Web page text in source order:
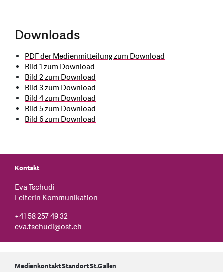
Downloads
PDF der Medienmitteilung zum Download
Bild 1 zum Download
Bild 2 zum Download
Bild 3 zum Download
Bild 4 zum Download
Bild 5 zum Download
Bild 6 zum Download
Kontakt
Eva Tschudi
Leiterin Kommunikation
+41 58 257 49 32
eva.tschudi@ost.ch
Medienkontakt Standort St.Gallen